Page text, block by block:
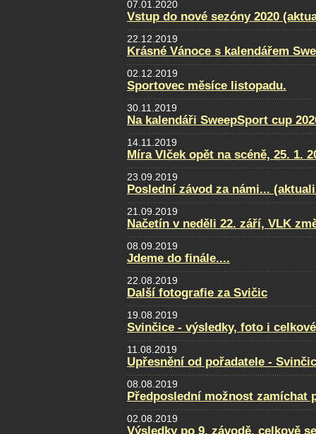
07.01.2020
Vstup do nové sezóny 2020
22.12.2019
Krásné Vánoce s kalendářem
02.12.2019
Sportovec měsíce listopadu.
30.11.2019
Na kalendáři SweepSport cup
14.11.2019
Míra Vlček opět na scéně, 25. 1.
23.09.2019
Poslední závod za námi...
21.09.2019
Načetín v neděli 22. září, VLK
08.09.2019
Jdeme do finále....
22.08.2019
Další fotografie za Svičic
19.08.2019
Svinčice - výsledky, foto i
11.08.2019
Upřesnění od pořadatele -
08.08.2019
Předposlední možnost zamíchat
02.08.2019
Výsledky po 9. závodě, celkově